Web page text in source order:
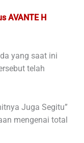
AVANTE H
yang saat ini
telah
Juga Segitu”
mengenai total